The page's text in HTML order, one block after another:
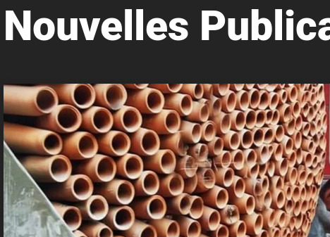
Nouvelles